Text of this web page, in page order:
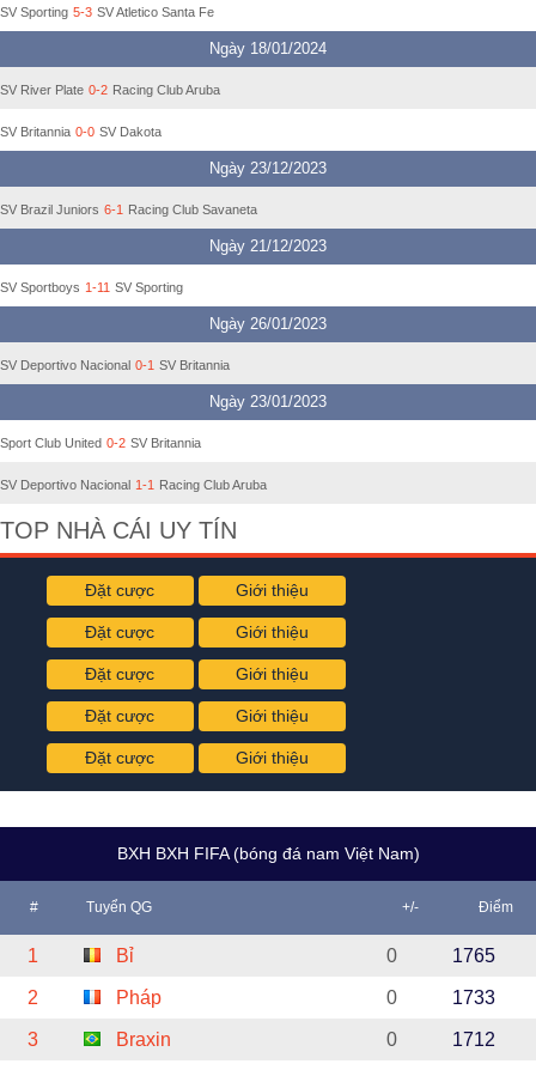
SV Sporting 5-3 SV Atletico Santa Fe
Ngày 18/01/2024
SV River Plate 0-2 Racing Club Aruba
SV Britannia 0-0 SV Dakota
Ngày 23/12/2023
SV Brazil Juniors 6-1 Racing Club Savaneta
Ngày 21/12/2023
SV Sportboys 1-11 SV Sporting
Ngày 26/01/2023
SV Deportivo Nacional 0-1 SV Britannia
Ngày 23/01/2023
Sport Club United 0-2 SV Britannia
SV Deportivo Nacional 1-1 Racing Club Aruba
TOP NHÀ CÁI UY TÍN
Đặt cược Giới thiệu
Đặt cược Giới thiệu
Đặt cược Giới thiệu
Đặt cược Giới thiệu
Đặt cược Giới thiệu
BXH BXH FIFA (bóng đá nam Việt Nam)
# Tuyển QG +/- Điểm
1 Bỉ 0 1765
2 Pháp 0 1733
3 Braxin 0 1712